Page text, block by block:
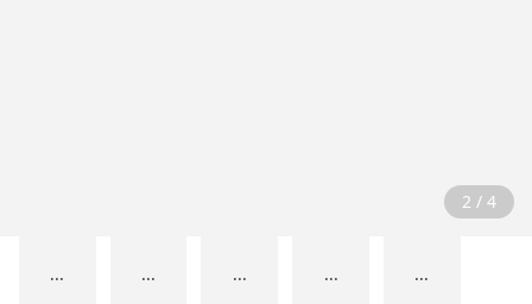
2 / 4
... ... ... ... ...